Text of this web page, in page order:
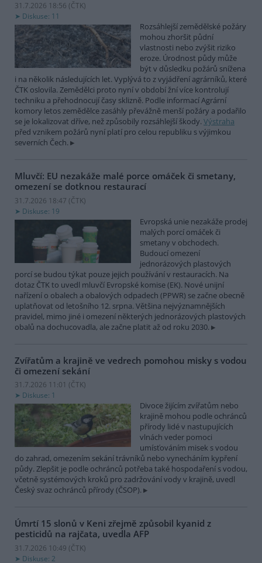
31.7.2026 18:56 (ČTK)
Diskuse: 11
Rozsáhlejší zemědělské požáry
mohou zhoršit půdní
vlastnosti nebo zvýšit riziko
eroze. Úrodnost půdy může
být v důsledku požárů snížena
i na několik následujících let. Vyplývá to z vyjádření agrárníků, které
ČTK oslovila. Zemědělci proto nyní v období žní více kontrolují
techniku a přehodnocují časy sklizně. Podle informací Agrární
komory letos zemědělce zasáhly převážně menší požáry a podařilo
se je lokalizovat dříve, než způsobily rozsáhlejší škody. Výstraha
před vznikem požárů nyní platí pro celou republiku s výjimkou
severních Čech.
Mluvčí: EU nezakáže malé porce omáček či smetany,
omezení se dotknou restaurací
31.7.2026 18:47 (ČTK)
Diskuse: 19
Evropská unie nezakáže prodej
malých porcí omáček či
smetany v obchodech.
Budoucí omezení
jednorázových plastových
porcí se budou týkat pouze jejich používání v restauracích. Na
dotaz ČTK to uvedl mluvčí Evropské komise (EK). Nové unijní
nařízení o obalech a obalových odpadech (PPWR) se začne obecně
uplatňovat od letošního 12. srpna. Většina nejvýznamnějších
pravidel, mimo jiné i omezení některých jednorázových plastových
obalů na dochucovadla, ale začne platit až od roku 2030.
Zvířatům a krajině ve vedrech pomohou misky s vodou
či omezení sekání
31.7.2026 11:01 (ČTK)
Diskuse: 1
Divoce žijícím zvířatům nebo
krajině mohou podle ochránců
přírody lidé v nastupujících
vlnách veder pomoci
umísťováním misek s vodou
do zahrad, omezením sekání trávníků nebo vynecháním kypření
půdy. Zlepšit je podle ochránců potřeba také hospodaření s vodou,
včetně systémových kroků pro zadržování vody v krajině, uvedl
Český svaz ochránců přírody (ČSOP).
Úmrtí 15 slonů v Keni zřejmě způsobil kyanid z
pesticidů na rajčata, uvedla AFP
31.7.2026 10:49 (ČTK)
Diskuse: 2